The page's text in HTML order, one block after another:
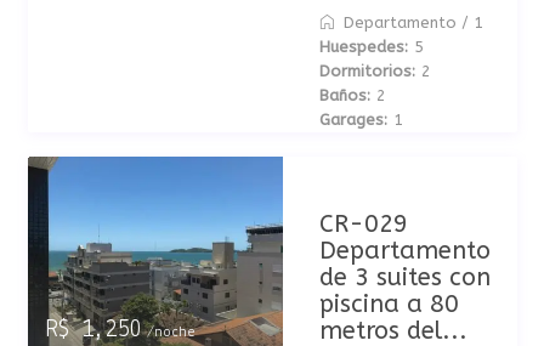
Departamento / 1
Huespedes: 5
Dormitorios: 2
Baños: 2
Garages: 1
R$ 1,250/noche
CR-029
Departamento
de 3 suites con
piscina a 80
metros del...